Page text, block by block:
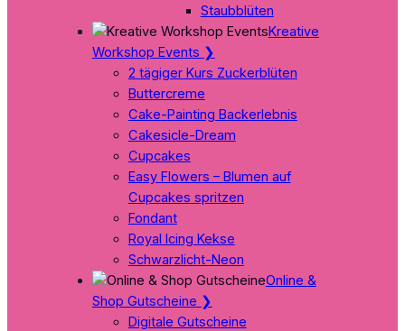
Staubblüten
Kreative
Workshop Events ❯
2 tägiger Kurs Zuckerblüten
Buttercreme
Cake-Painting Backerlebnis
Cakesicle-Dream
Cupcakes
Easy Flowers – Blumen auf
Cupcakes spritzen
Fondant
Royal Icing Kekse
Schwarzlicht-Neon
Online &
Shop Gutscheine ❯
Digitale Gutscheine